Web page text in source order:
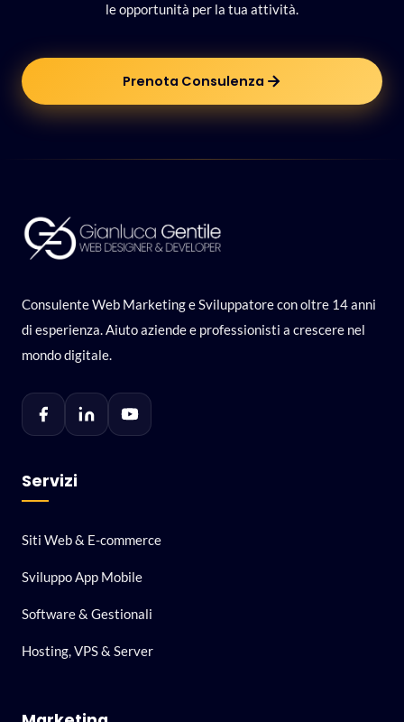
le opportunità per la tua attività.
Prenota Consulenza
Consulente Web Marketing e Sviluppatore con oltre 14 anni
di esperienza. Aiuto aziende e professionisti a crescere nel
mondo digitale.
Servizi
Siti Web & E-commerce
Sviluppo App Mobile
Software & Gestionali
Hosting, VPS & Server